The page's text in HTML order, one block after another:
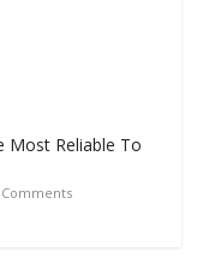
Most Reliable To
Comments